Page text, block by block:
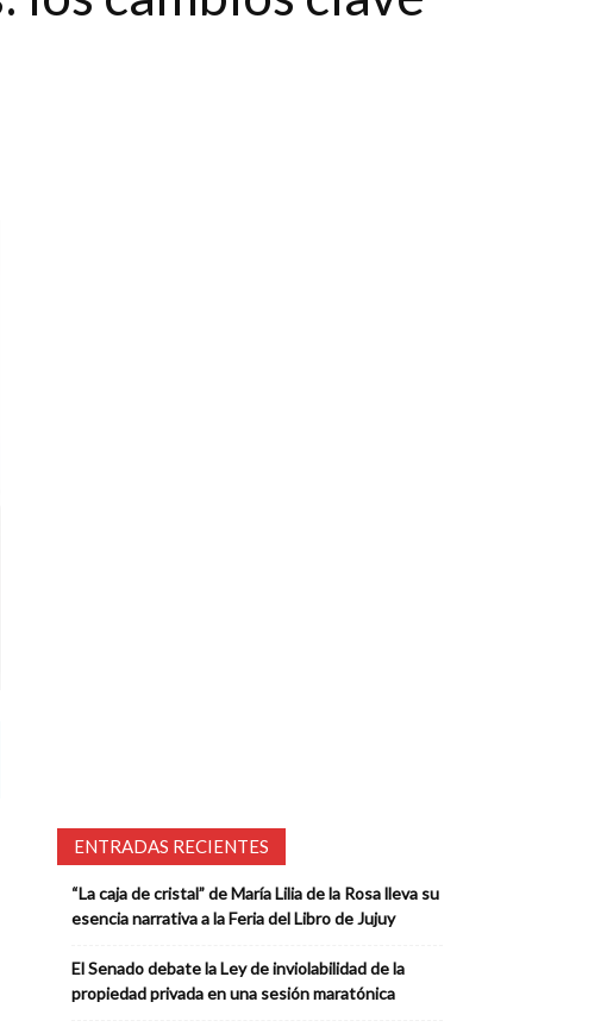
ENTRADAS RECIENTES
“La caja de cristal” de María Lilia de la Rosa lleva su
esencia narrativa a la Feria del Libro de Jujuy
El Senado debate la Ley de inviolabilidad de la
propiedad privada en una sesión maratónica